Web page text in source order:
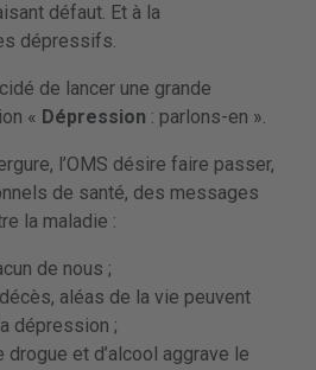
défaut. Et à la
dépressifs.
de lancer une grande
« Dépression : parlons-en ».
l’OMS désire faire passer,
de santé, des messages
la maladie :
de nous ;
aléas de la vie peuvent
dépression ;
drogue et d’alcool aggrave le